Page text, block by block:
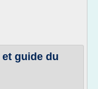
guide du